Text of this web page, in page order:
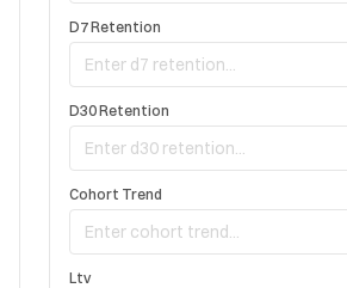
D7 Retention
D30 Retention
Cohort Trend
Ltv